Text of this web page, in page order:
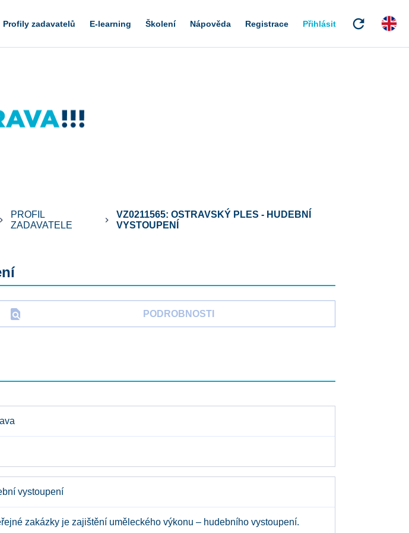
Profily zadavatelů E-learning Školení Nápověda Registrace Přihlásit refresh
keyboard_arrow_right
PROFIL
ZADAVATELE
keyboard_arrow_right
VZ0211565: OSTRAVSKÝ PLES - HUDEBNÍ
VYSTOUPENÍ
find_in_page PODROBNOSTI
vystoupení
zakázky je zajištění uměleckého výkonu – hudebního vystoupení.